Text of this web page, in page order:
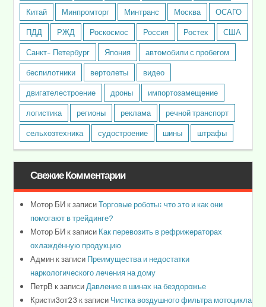
Китай
Минпромторг Минтранс Москва
ОСАГО
ПДД
РЖД Роскосмос Россия Ростех
США
Санкт- Петербург
Япония
автомобили с пробегом
беспилотники
вертолеты
видео
двигателестроение
дроны
импортозамещение
логистика
регионы реклама
речной транспорт
сельхозтехника
судостроение шины штрафы
Свежие Комментарии
Мотор БИк записиТорговые роботы: что это и как они
помогают в трейдинге?
Мотор БИк записиКак перевозить в рефрижераторах
охлаждённую продукцию
Админк записиПреимущества и недостатки
наркологического лечения на дому
ПетрВ к записиДавление в шинах на бездорожье
Кристи3от23 к записиЧистка воздушного фильтра мотоцикла